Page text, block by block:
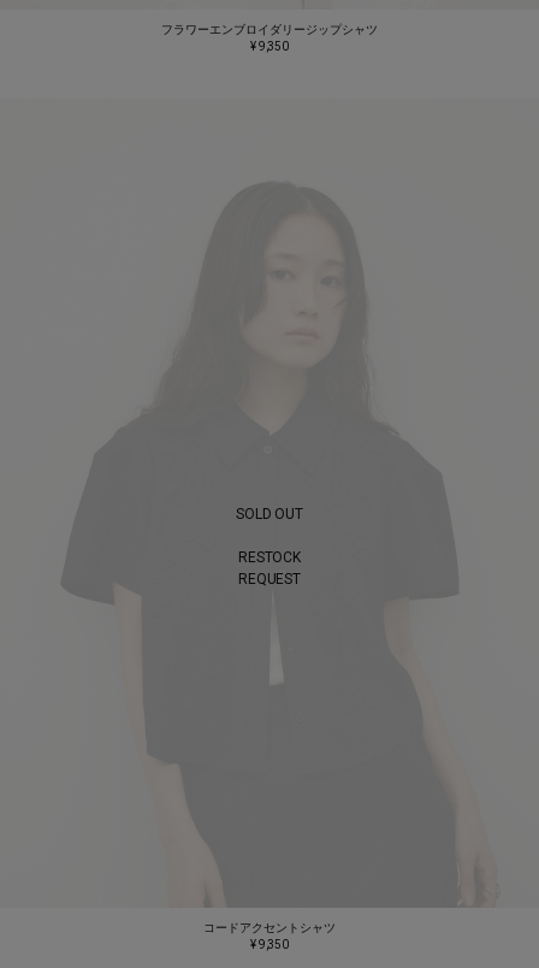
フラワーエンブロイダリージップシャツ
¥ 9,350
SOLD OUT
RESTOCK
REQUEST
コードアクセントシャツ
¥ 9,350